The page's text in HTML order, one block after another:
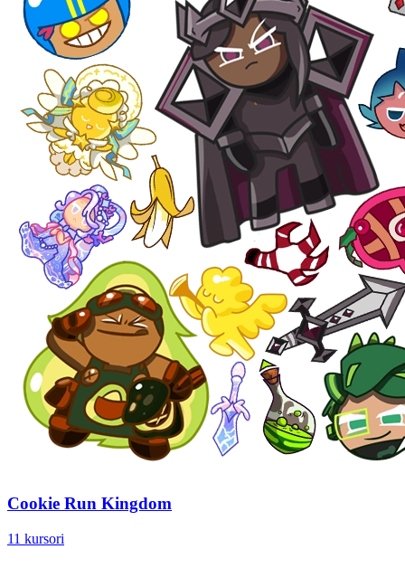
Cookie Run Kingdom
11 kursori